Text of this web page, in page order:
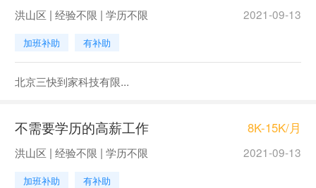
洪山区 | 经验不限 | 学历不限 2021-09-13
加班补助 有补助
北京三快到家科技有限...
不需要学历的高薪工作 8K-15K/月
洪山区 | 经验不限 | 学历不限 2021-09-13
加班补助 有补助